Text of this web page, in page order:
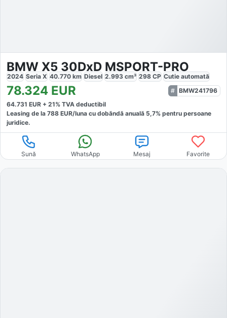
BMW X5 30DxD MSPORT-PRO
2024 Seria X 40.770 km Diesel 2.993 cm³ 298 CP Cutie automată
78.324 EUR
BMW241796
64.731 EUR + 21% TVA deductibil
Leasing de la 788 EUR/luna cu dobăndă anuală 5,7% pentru persoane
juridice.
Sună WhatsApp Mesaj Favorite